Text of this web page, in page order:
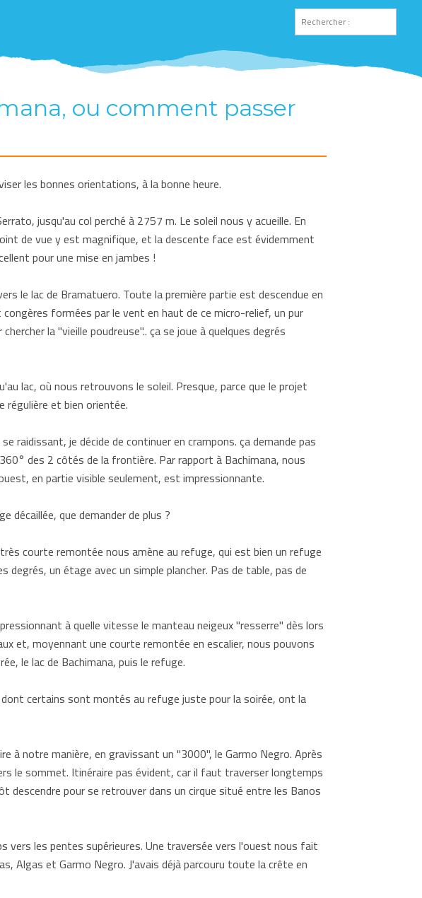
ou comment passer
les bonnes orientations, à la bonne heure.
jusqu'au col perché à 2757 m. Le soleil nous y acueille. En
de vue y est magnifique, et la descente face est évidemment
pour une mise en jambes !
le lac de Bramatuero. Toute la première partie est descendue en
formées par le vent en haut de ce micro-relief, un pur
la "vieille poudreuse".. ça se joue à quelques degrés
lac, où nous retrouvons le soleil. Presque, parce que le projet
et bien orientée.
raidissant, je décide de continuer en crampons. ça demande pas
des 2 côtés de la frontière. Par rapport à Bachimana, nous
en partie visible seulement, est impressionnante.
décaillée, que demander de plus ?
courte remontée nous amène au refuge, qui est bien un refuge
un étage avec un simple plancher. Pas de table, pas de
à quelle vitesse le manteau neigeux "resserre" dès lors
et, moyennant une courte remontée en escalier, nous pouvons
le lac de Bachimana, puis le refuge.
certains sont montés au refuge juste pour la soirée, ont la
notre manière, en gravissant un "3000", le Garmo Negro. Après
le sommet. Itinéraire pas évident, car il faut traverser longtemps
pour se retrouver dans un cirque situé entre les Banos
les pentes supérieures. Une traversée vers l'ouest nous fait
Algas et Garmo Negro. J'avais déjà parcouru toute la crête en